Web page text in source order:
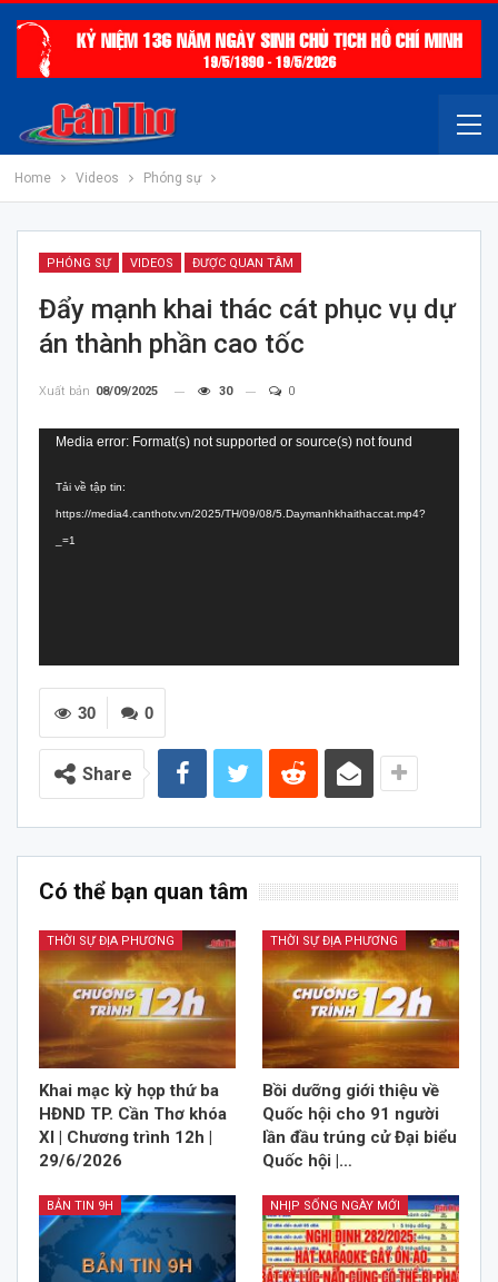
Home Videos Phóng sự
PHÓNG SỰ VIDEOS ĐƯỢC QUAN TÂM
Đẩy mạnh khai thác cát phục vụ dự
án thành phần cao tốc
Xuất bản 08/09/2025 30 0
Trình
Video
Media error: Format(s) not supported or source(s) not found
Tải về tập tin:
https://media4.canthotv.vn/2025/TH/09/08/5.Daymanhkhaithaccat.mp4?
_=1
0
30
Share
Có thể bạn quan tâm
THỜI SỰ ĐỊA PHƯƠNG
Khai mạc kỳ họp thứ ba
HĐND TP. Cần Thơ khóa
XI | Chương trình 12h |
29/6/2026
THỜI SỰ ĐỊA PHƯƠNG
Bồi dưỡng giới thiệu về
Quốc hội cho 91 người
lần đầu trúng cử Đại biểu
Quốc hội |…
BẢN TIN 9H NHỊP SỐNG NGÀY MỚI